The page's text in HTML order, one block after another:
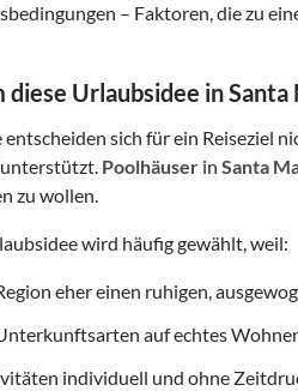
– Faktoren, die zu
diese Urlaubsidee in
entscheiden sich für ein Reiseziel
Poolhäuser in Santa
zu wollen.
wird häufig gewählt, weil:
eher einen ruhigen,
auf echtes
individuell und ohne